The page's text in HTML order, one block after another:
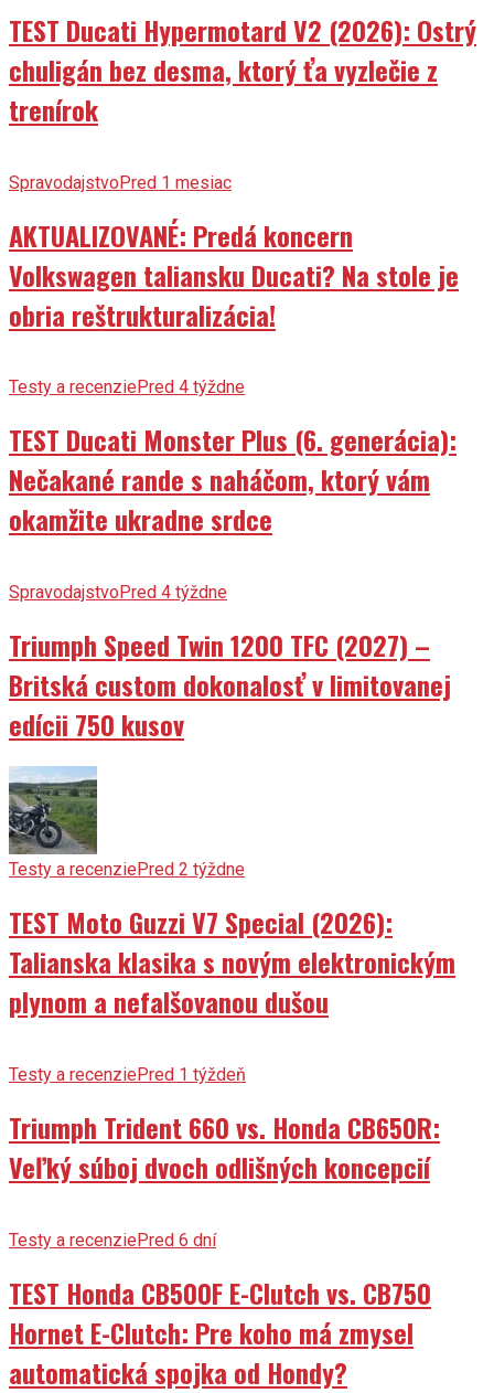
TEST Ducati Hypermotard V2 (2026): Ostrý
chuligán bez desma, ktorý ťa vyzlečie z
trenírok
SpravodajstvoPred 1 mesiac
AKTUALIZOVANÉ: Predá koncern
Volkswagen taliansku Ducati? Na stole je
obria reštrukturalizácia!
Testy a recenziePred 4 týždne
TEST Ducati Monster Plus (6. generácia):
Nečakané rande s naháčom, ktorý vám
okamžite ukradne srdce
SpravodajstvoPred 4 týždne
Triumph Speed Twin 1200 TFC (2027) –
Britská custom dokonalosť v limitovanej
edícii 750 kusov
Testy a recenziePred 2 týždne
TEST Moto Guzzi V7 Special (2026):
Talianska klasika s novým elektronickým
plynom a nefalšovanou dušou
Testy a recenziePred 1 týždeň
Triumph Trident 660 vs. Honda CB650R:
Veľký súboj dvoch odlišných koncepcií
Testy a recenziePred 6 dní
TEST Honda CB500F E-Clutch vs. CB750
Hornet E-Clutch: Pre koho má zmysel
automatická spojka od Hondy?